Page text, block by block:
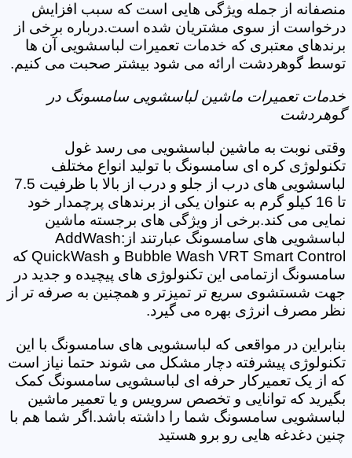
منصفانه از جمله ویژگی هایی است که سبب افزایش
درخواست از سوی مشتریان شده است.درباره برخی از
برندهای معتبری که خدمات تعمیرات لباسشویی آن ها
توسط گوهردشت ارائه می شود بیشتر صحبت می کنیم.
خدمات تعمیرات ماشین لباسشویی سامسونگ در
گوهردشت
وقتی نوبت به ماشین لباسشویی می رسد غول
تکنولوژی کره ای سامسونگ با تولید انواع مختلف
لباسشویی های درب از جلو و درب از بالا با ظرفیت 7.5
تا 16 کیلو گرم به عنوان یکی از برندهای پرچمدار خود
نمایی می کند.برخی از ویژگی های برجسته ماشین
لباسشویی های سامسونگ عبارتند از:AddWash
Bubble Wash VRT Smart Control و QuickWash که
سامسونگ ازتمامی این تکنولوژی های پیچیده و جدید در
جهت شستشوی سریع تر تمیزتر و همچنین به صرفه تر از
نظر مصرف انرژی بهره می گیرد.
بنابراین در مواقعی که لباسشویی های سامسونگ با این
تکنولوژی پیشرفته دچار مشکل می شوند حتما نیاز است
که از یک تعمیرکار حرفه ای لباسشویی سامسونگ کمک
بگیرید که توانایی و تخصص سرویس و یا تعمیر ماشین
لباسشویی سامسونگ شما را داشته باشد.اگر شما هم با
چنین دغدغه هایی رو برو هستید